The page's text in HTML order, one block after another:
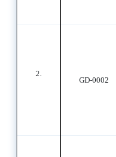
2.
GD-0002